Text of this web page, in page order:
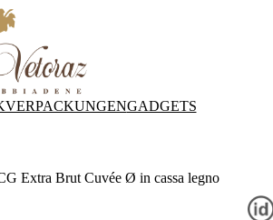
GADGETS
Extra Brut Cuvée Ø in cassa legno